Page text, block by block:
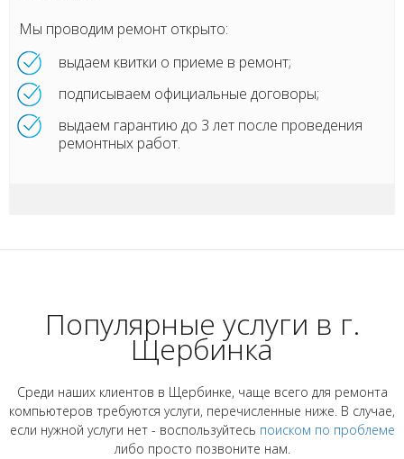
Мы проводим ремонт открыто:
выдаем квитки о приеме в ремонт;
подписываем официальные договоры;
выдаем гарантию до 3 лет после проведения
ремонтных работ.
Популярные услуги в г.
Щербинка
Среди наших клиентов в Щербинке, чаще всего для ремонта
компьютеров требуются услуги, перечисленные ниже. В случае,
если нужной услуги нет - воспользуйтесь поиском по проблеме
либо просто позвоните нам.